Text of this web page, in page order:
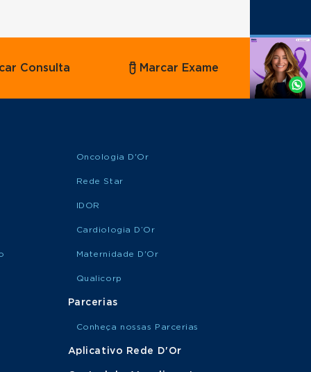
Agende
Whatsapp
Consulta Marcar Exame
Oncologia D'Or
Rede Star
IDOR
Cardiologia D’Or
Maternidade D'Or
Qualicorp
Parcerias
Conheça nossas Parcerias
Aplicativo Rede D'Or